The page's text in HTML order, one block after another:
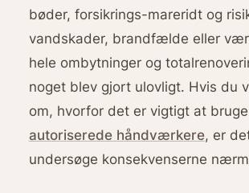
bøder, forsikrings-mareridt og
vandskader, brandfælde eller
hele ombytninger og
noget blev gjort ulovligt. Hvis du
om, hvorfor det er vigtigt at bruge
autoriserede håndværkere, er
undersøge konsekvenserne